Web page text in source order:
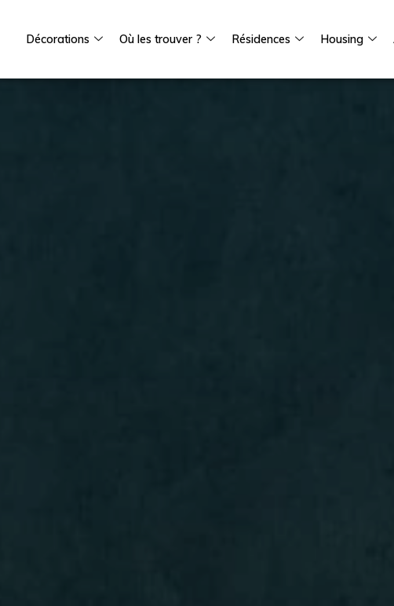
Décorations Où les trouver ? Résidences Housing